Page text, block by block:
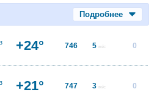
Подробнее
+24° 746 5 м/с 0
+21° 747 3 м/с 0